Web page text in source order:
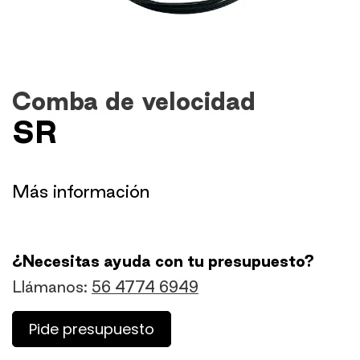
Comba de velocidad
SR
​Más información
¿Necesitas ayuda con tu presupuesto?
Llámanos: 56 4774 6949
Pide presupuesto